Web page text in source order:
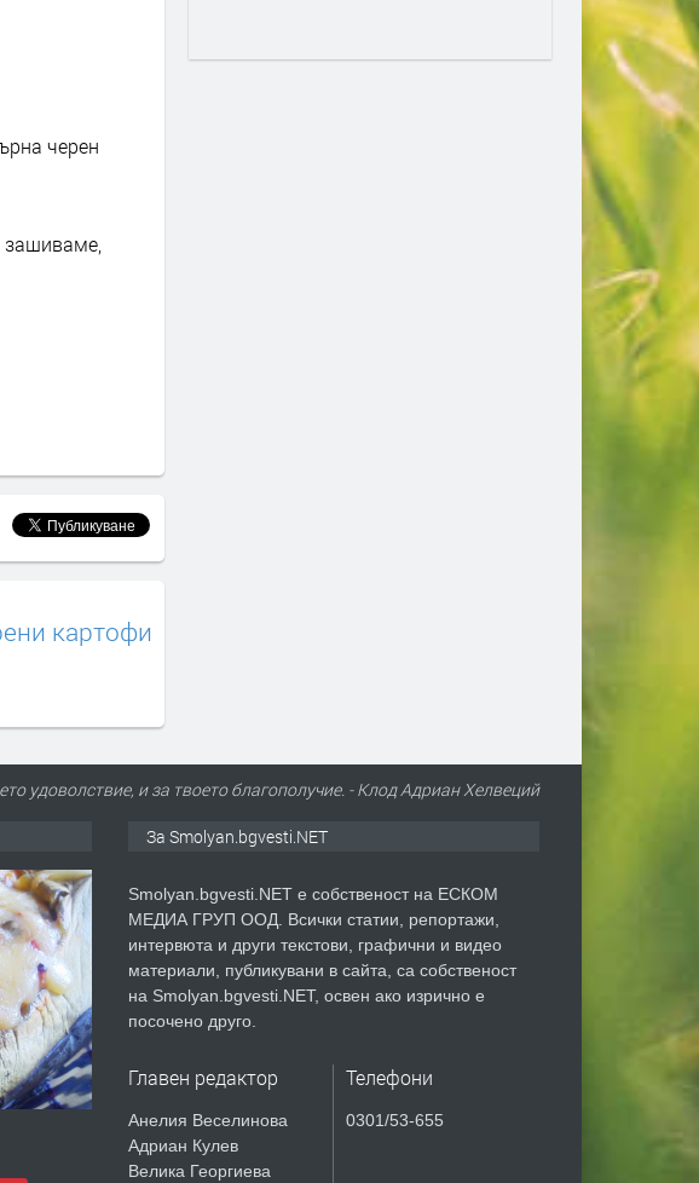
черен
зашиваме,
картофи
удоволствие, и за твоето благополучие. - Клод Адриан Хелвеций
За Smolyan.bgvesti.NET
Smolyan.bgvesti.NET е собственост на ЕСКОМ
МЕДИА ГРУП ООД. Всички статии, репортажи,
интервюта и други текстови, графични и видео
материали, публикувани в сайта, са собственост
на Smolyan.bgvesti.NET, освен ако изрично е
посочено друго.
Главен редактор
Анелия Веселинова
Адриан Кулев
Велика Георгиева
Телефони
0301/53-655